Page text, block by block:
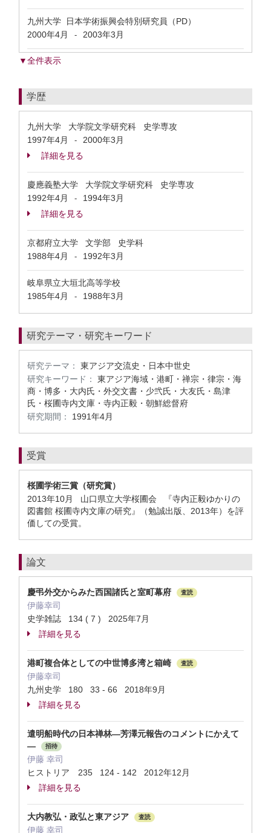
九州大学 日本学術振興会特別研究員（PD）
2000年4月
- 2003年3月
▼全件表示
学歴
九州大学 大学院文学研究科 史学専攻
1997年4月
-
2000年3月
詳細を見る
慶應義塾大学 大学院文学研究科 史学専攻
1992年4月
-
1994年3月
詳細を見る
京都府立大学 文学部 史学科
1988年4月
- 1992年3月
岐阜県立大垣北高等学校
1985年4月
- 1988年3月
研究テーマ・研究キーワード
研究テーマ：
東アジア交流史・日本中世史
研究キーワード：
東アジア海域・港町・禅宗・律宗・海
商・博多・大内氏・外交文書・少弐氏・大友氏・島津
氏・桜圃寺内文庫・寺内正毅・朝鮮総督府
研究期間：
1991年4月
受賞
桜圃学術三賞（研究賞）
2013年10月 山口県立大学桜圃会 『寺内正毅ゆかりの
図書館 桜圃寺内文庫の研究』（勉誠出版、2013年）を評
価しての受賞。
論文
慶弔外交からみた西国諸氏と室町幕府 査読
伊藤幸司
史学雑誌 134 ( 7 ) 2025年7月
詳細を見る
港町複合体としての中世博多湾と箱崎 査読
伊藤幸司
九州史学 180 33 - 66 2018年9月
詳細を見る
遣明船時代の日本禅林―芳澤元報告のコメントにかえて
―
招待
伊藤 幸司
ヒストリア 235 124 - 142 2012年12月
詳細を見る
大内教弘・政弘と東アジア 査読
伊藤 幸司